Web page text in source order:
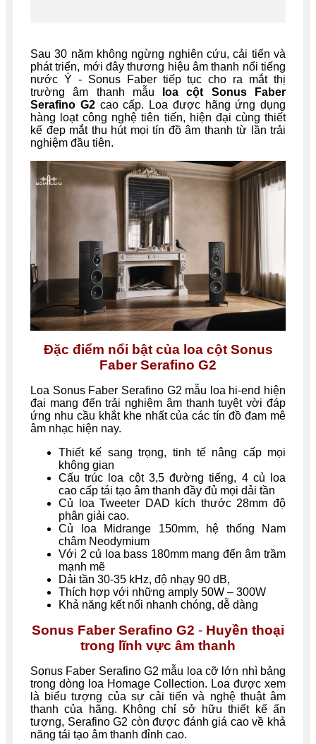
Sau 30 năm không ngừng nghiên cứu, cải tiến và
phát triển, mới đây thương hiệu âm thanh nổi tiếng
nước Ý - Sonus Faber tiếp tục cho ra mắt thị
trường âm thanh mẫu
loa cột Sonus Faber
Serafino G2 cao cấp. Loa được hãng ứng dụng
hàng loạt công nghệ tiên tiến, hiện đại cùng thiết
kế đẹp mắt thu hút mọi tín đồ âm thanh từ lần trải
nghiệm đầu tiên.
Đặc điểm nổi bật của loa cột Sonus
Faber Serafino G2
Loa Sonus Faber Serafino G2 mẫu loa hi-end hiện
đại mang đến trải nghiệm âm thanh tuyệt vời đáp
ứng nhu cầu khắt khe nhất của các tín đồ đam mê
âm nhạc hiện nay.
Thiết kế sang trọng, tinh tế nâng cấp mọi
không gian
Cấu trúc loa cột 3,5 đường tiếng, 4 củ loa
cao cấp tái tạo âm thanh đầy đủ mọi dải tần
Củ loa Tweeter DAD kích thước 28mm độ
phân giải cao.
Củ loa Midrange 150mm, hệ thống Nam
châm Neodymium
Với 2 củ loa bass 180mm mang đến âm trầm
mạnh mẽ
Dải tần 30-35 kHz, độ nhạy 90 dB,
Thích hợp với những amply 50W – 300W
Khả năng kết nối nhanh chóng, dễ dàng
Sonus Faber Serafino G2 - Huyền thoại
trong lĩnh vực âm thanh
Sonus Faber Serafino G2 mẫu loa cỡ lớn nhì bảng
trong dòng loa Homage Collection. Loa được xem
là biểu tượng của sự cải tiến và nghệ thuật âm
thanh của hãng. Không chỉ sở hữu thiết kế ấn
tượng, Serafino G2 còn được đánh giá cao về khả
năng tái tạo âm thanh đỉnh cao.